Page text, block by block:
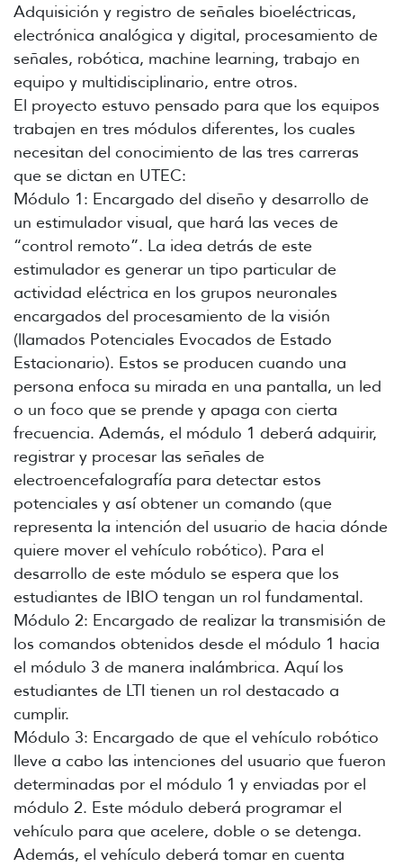
Adquisición y registro de señales bioeléctricas,
electrónica analógica y digital, procesamiento de
señales, robótica, machine learning, trabajo en
equipo y multidisciplinario, entre otros.
El proyecto estuvo pensado para que los equipos
trabajen en tres módulos diferentes, los cuales
necesitan del conocimiento de las tres carreras
que se dictan en UTEC:
Módulo 1: Encargado del diseño y desarrollo de
un estimulador visual, que hará las veces de
“control remoto”. La idea detrás de este
estimulador es generar un tipo particular de
actividad eléctrica en los grupos neuronales
encargados del procesamiento de la visión
(llamados Potenciales Evocados de Estado
Estacionario). Estos se producen cuando una
persona enfoca su mirada en una pantalla, un led
o un foco que se prende y apaga con cierta
frecuencia. Además, el módulo 1 deberá adquirir,
registrar y procesar las señales de
electroencefalografía para detectar estos
potenciales y así obtener un comando (que
representa la intención del usuario de hacia dónde
quiere mover el vehículo robótico). Para el
desarrollo de este módulo se espera que los
estudiantes de IBIO tengan un rol fundamental.
Módulo 2: Encargado de realizar la transmisión de
los comandos obtenidos desde el módulo 1 hacia
el módulo 3 de manera inalámbrica. Aquí los
estudiantes de LTI tienen un rol destacado a
cumplir.
Módulo 3: Encargado de que el vehículo robótico
lleve a cabo las intenciones del usuario que fueron
determinadas por el módulo 1 y enviadas por el
módulo 2. Este módulo deberá programar el
vehículo para que acelere, doble o se detenga.
Además, el vehículo deberá tomar en cuenta